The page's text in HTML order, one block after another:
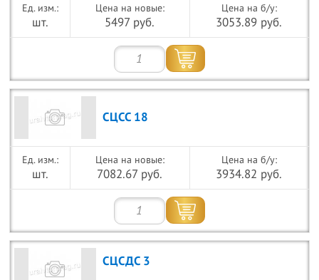
шт.
Цена на новые:
5497 руб.
Цена на б/у:
3053.89 руб.
СЦСС 18
шт.
Цена на новые:
7082.67 руб.
Цена на б/у:
3934.82 руб.
СЦСДС 3